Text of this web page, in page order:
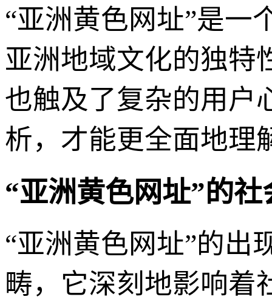
“亚洲黄色网址”是一
亚洲地域文化的独特
也触及了复杂的用户
析，才能更全面地理
“亚洲黄色网址”的
“亚洲黄色网址”的出
畴，它深刻地影响着